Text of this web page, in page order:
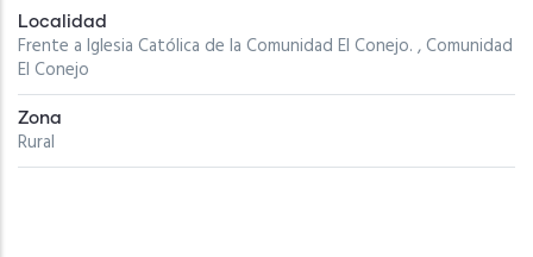
Localidad
Frente a Iglesia Católica de la Comunidad El Conejo. , Comunidad
El Conejo
Zona
Rural